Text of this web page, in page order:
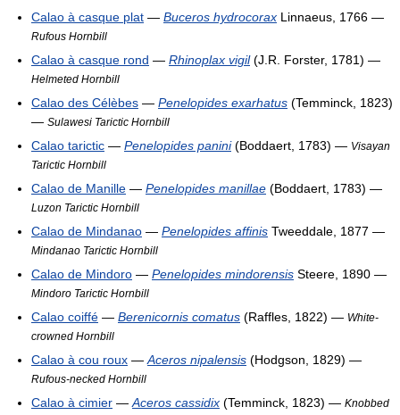
Calao à casque plat — Buceros hydrocorax Linnaeus, 1766 —
Rufous Hornbill
Calao à casque rond — Rhinoplax vigil(J.R. Forster, 1781) —
Helmeted Hornbill
Calao des Célèbes — Penelopides exarhatus (Temminck, 1823)
— Sulawesi Tarictic Hornbill
Calao tarictic — Penelopides panini(Boddaert, 1783) — Visayan
Tarictic Hornbill
Calao de Manille — Penelopides manillae (Boddaert, 1783) —
Luzon Tarictic Hornbill
Calao de Mindanao — Penelopides affinis Tweeddale, 1877 —
Mindanao Tarictic Hornbill
Calao de Mindoro — Penelopides mindorensis Steere, 1890 —
Mindoro Tarictic Hornbill
Calao coiffé — Berenicornis comatus (Raffles, 1822) — White-
crowned Hornbill
Calao à cou roux — Aceros nipalensis (Hodgson, 1829) —
Rufous-necked Hornbill
Calao à cimier — Aceros cassidix (Temminck, 1823) — Knobbed